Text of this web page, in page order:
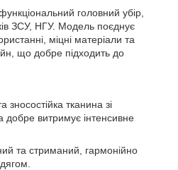
головний убір,
ЗСУ, НГУ. Модель поєднує
міцні матеріали та
що добре підходить до
тканина зі
добре витримує інтенсивне
та стриманий, гармонійно